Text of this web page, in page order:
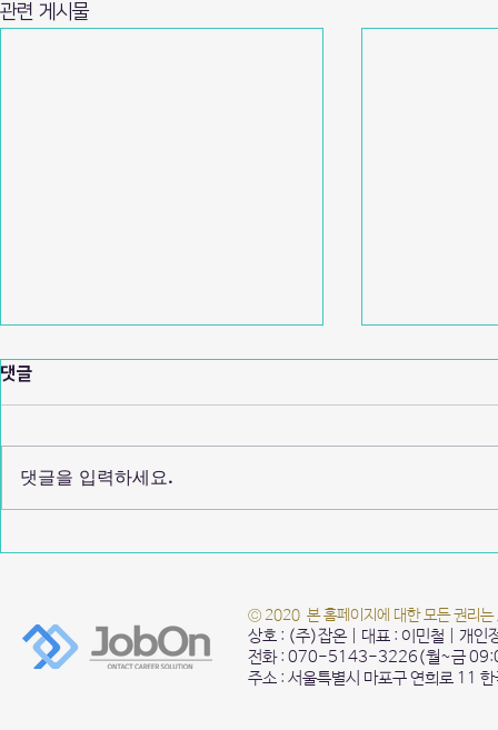
관련 게시물
댓글
댓글을 입력하세요.
© 2020 본 홈페이지에 대한 모든 권리
상호 : (주)잡온 | 대표 : 이민철 | 개인
전화 : 070-5143-3226(월~금
주소 : 서울특별시 마포구 연희로 11